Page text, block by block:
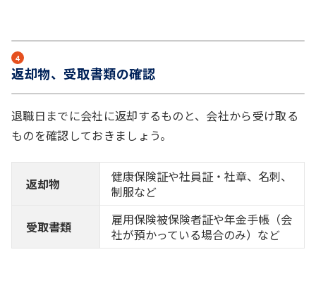
４
返却物、受取書類の確認
退職日までに会社に返却するものと、会社から受け取る
ものを確認しておきましょう。
返却物
健康保険証や社員証・社章、名刺、
制服など
受取書類
雇用保険被保険者証や年金手帳（会
社が預かっている場合のみ）など